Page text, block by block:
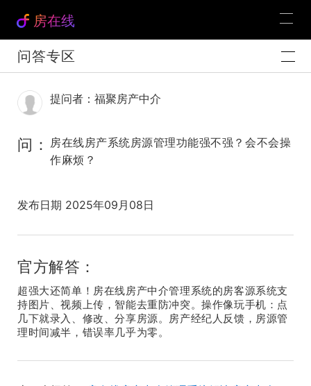
房在线
问答专区
提问者：福聚房产中介
问：
房在线房产系统房源管理功能强不强？会不会操
作麻烦？
发布日期 2025年09月08日
官方解答：
超强大还简单！ 房在线房产中介管理系统的房客源系统支
持图片、视频上传，智能去重防冲突。操作像玩手机：点
几下就录入、修改、分享房源。房产经纪人反馈，房源管
理时间减半，错误率几乎为零。